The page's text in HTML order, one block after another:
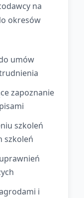
na
okresów
umów
zapoznanie
szkoleń
szkoleń
i